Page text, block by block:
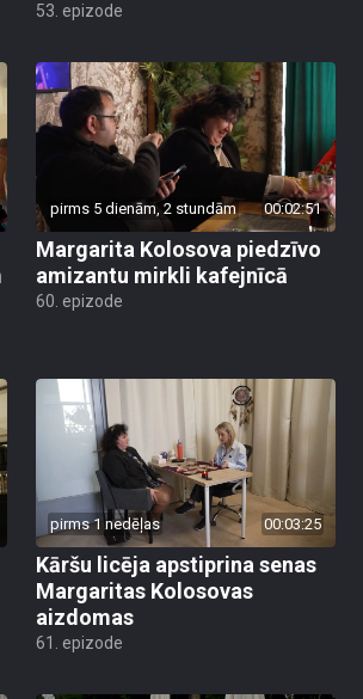
53. epizode
pirms 5 dienām, 2 stundām 00:02:51
Margarita Kolosova piedzīvo
amizantu mirkli kafejnīcā
60. epizode
pirms 1 nedēļas 00:03:25
Kāršu licēja apstiprina senas
Margaritas Kolosovas
aizdomas
61. epizode